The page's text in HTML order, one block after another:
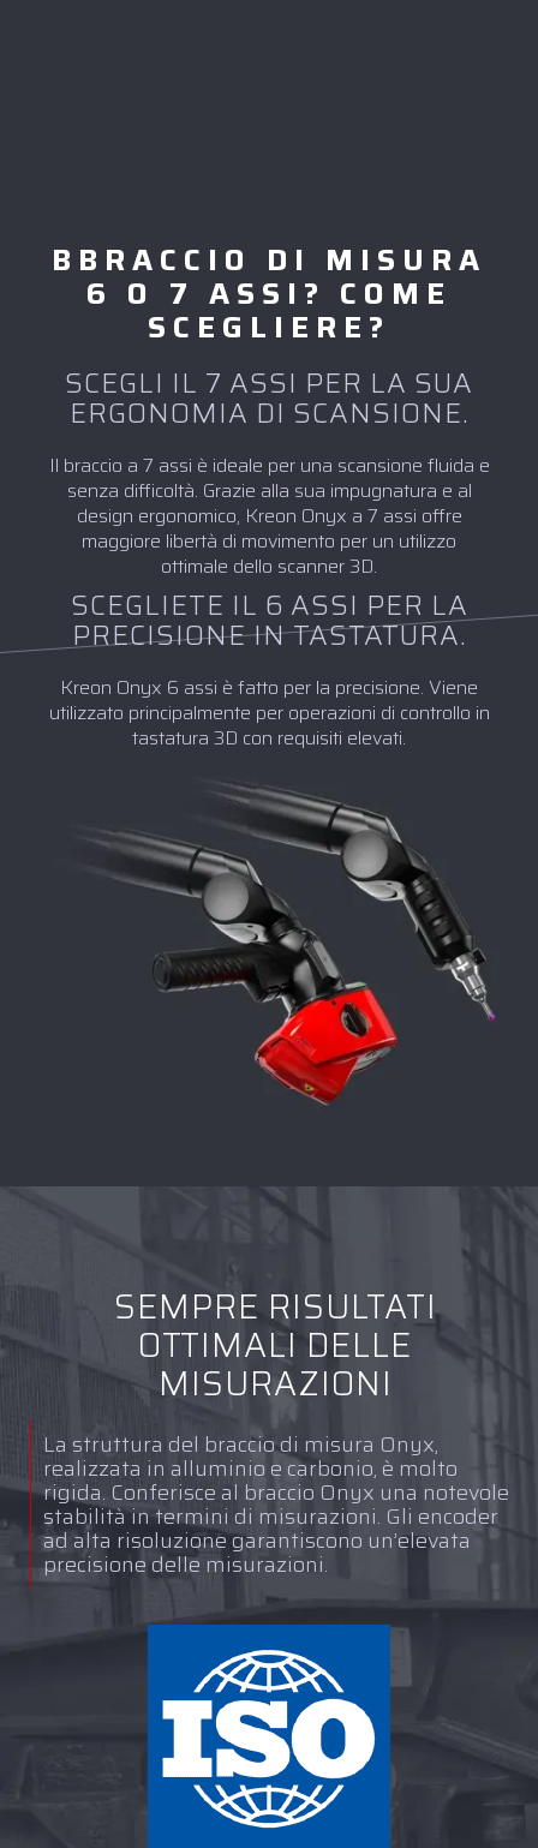
BBRACCIO DI MISURA
6 O 7 ASSI? COME
SCEGLIERE?
SCEGLI IL 7 ASSI PER LA SUA
ERGONOMIA DI SCANSIONE.
Il braccio a 7 assi è ideale per una scansione fluida e
senza difficoltà. Grazie alla sua impugnatura e al
design ergonomico, Kreon Onyx a 7 assi offre
maggiore libertà di movimento per un utilizzo
ottimale dello scanner 3D.
SCEGLIETE IL 6 ASSI PER LA
PRECISIONE IN TASTATURA.
Kreon Onyx 6 assi è fatto per la precisione. Viene
utilizzato principalmente per operazioni di controllo in
tastatura 3D con requisiti elevati.
SEMPRE RISULTATI
OTTIMALI DELLE
MISURAZIONI
La struttura del braccio di misura Onyx,
realizzata in alluminio e carbonio, è molto
rigida. Conferisce al braccio Onyx una notevole
stabilità in termini di misurazioni. Gli encoder
ad alta risoluzione garantiscono un’elevata
precisione delle misurazioni.